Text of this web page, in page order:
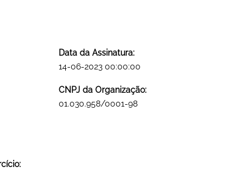
Data da Assinatura:
14-06-2023 00:00:00
CNPJ da Organização:
01.030.958/0001-98